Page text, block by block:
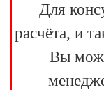
Для
расчёта, и
Вы